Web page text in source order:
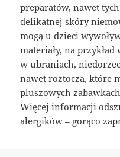
preparatów, nawet
delikatnej skóry
mogą u dzieci
materiały, na
w ubraniach,
nawet roztocza, które
pluszowych
Więcej informacji
alergików – gorąco